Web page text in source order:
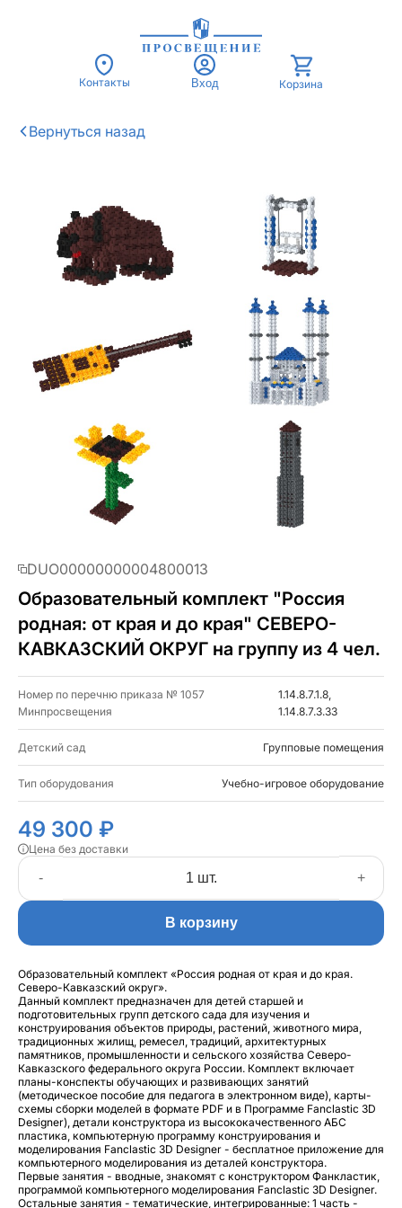
Контакты Вход Корзина
DUO00000000004800013
Образовательный комплект "Россия
родная: от края и до края" СЕВЕРО-
КАВКАЗСКИЙ ОКРУГ на группу из 4 чел.
Номер по перечню приказа № 1057
Минпросвещения
1.14.8.7.1.8,
1.14.8.7.3.33
Детский сад Групповые помещения
Тип оборудования Учебно-игровое оборудование
49 300 ₽
Цена без доставки
- +
В корзину
Образовательный комплект «Россия родная от края и до края.
Северо-Кавказский округ».
Данный комплект предназначен для детей старшей и
подготовительных групп детского сада для изучения и
конструирования объектов природы, растений, животного мира,
традиционных жилищ, ремесел, традиций, архитектурных
памятников, промышленности и сельского хозяйства Северо-
Кавказского федерального округа России. Комплект включает
планы-конспекты обучающих и развивающих занятий
(методическое пособие для педагога в электронном виде), карты-
схемы сборки моделей в формате PDF и в Программе Fanclastic 3D
Designer), детали конструктора из высококачественного АБС
пластика, компьютерную программу конструирования и
моделирования Fanclastic 3D Designer - бесплатное приложение для
компьютерного моделирования из деталей конструктора.
Первые занятия - вводные, знакомят с конструктором Фанкластик,
программой компьютерного моделирования Fanclastic 3D Designer.
Остальные занятия - тематические, интегрированные: 1 часть -